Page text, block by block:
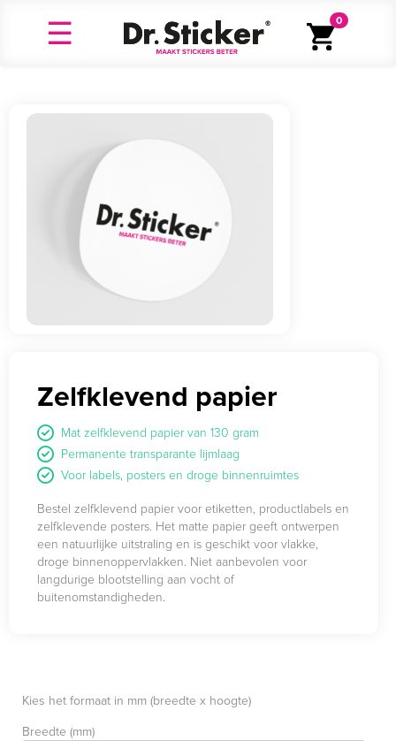
0
Zelfklevend papier
Mat zelfklevend papier van 130 gram
Permanente transparante lijmlaag
Voor labels, posters en droge binnenruimtes
Bestel zelfklevend papier voor etiketten, productlabels en
zelfklevende posters. Het matte papier geeft ontwerpen
een natuurlijke uitstraling en is geschikt voor vlakke,
droge binnenoppervlakken. Niet aanbevolen voor
langdurige blootstelling aan vocht of
buitenomstandigheden.
Kies het formaat in mm (breedte x hoogte)
Breedte (mm)